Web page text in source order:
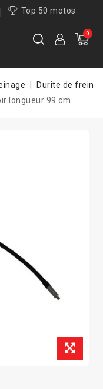
Top 50 motos
0
Durite de frein
longueur 99 cm